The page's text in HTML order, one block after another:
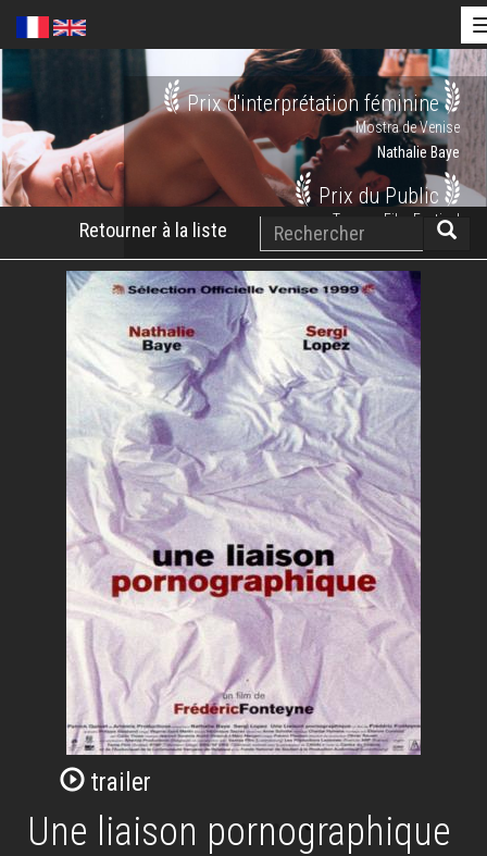
contenu
principal
Prix d'interprétation féminine
Mostra de Venise
Nathalie Baye
Prix du Public
Tromso Film Festival
Retourner à la liste
Rechercher
trailer
Une liaison pornographique